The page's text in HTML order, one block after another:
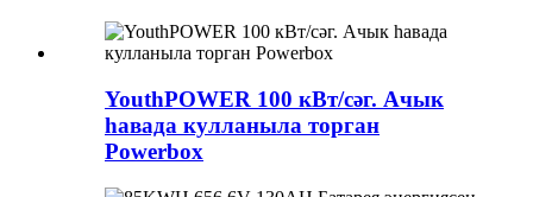
YouthPOWER 100 кВт/сәг. Ачык
һавада кулланыла торган
Powerbox